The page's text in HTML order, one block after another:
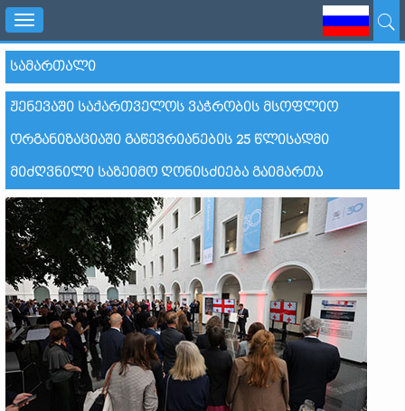
Toggle
navigation
ᲡᲐᲛᲐᲠᲗᲐᲚᲘ
ᲟᲔᲜᲔᲕᲐᲨᲘ ᲡᲐᲥᲐᲠᲗᲕᲔᲚᲝᲡ ᲕᲐᲭᲠᲝᲑᲘᲡ ᲛᲡᲝᲤᲚᲘᲝ
ᲝᲠᲒᲐᲜᲘᲖᲐᲪᲘᲐᲨᲘ ᲒᲐᲬᲔᲕᲠᲘᲐᲜᲔᲑᲘᲡ 25 ᲬᲚᲘᲡᲐᲓᲛᲘ
ᲛᲘᲫᲦᲕᲜᲘᲚᲘ ᲡᲐᲖᲔᲘᲛᲝ ᲦᲝᲜᲘᲡᲫᲘᲔᲑᲐ ᲒᲐᲘᲛᲐᲠᲗᲐ